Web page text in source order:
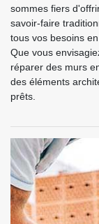
sommes fiers
savoir-faire
tous vos besoins
Que vous
réparer des murs
des éléments
prêts.